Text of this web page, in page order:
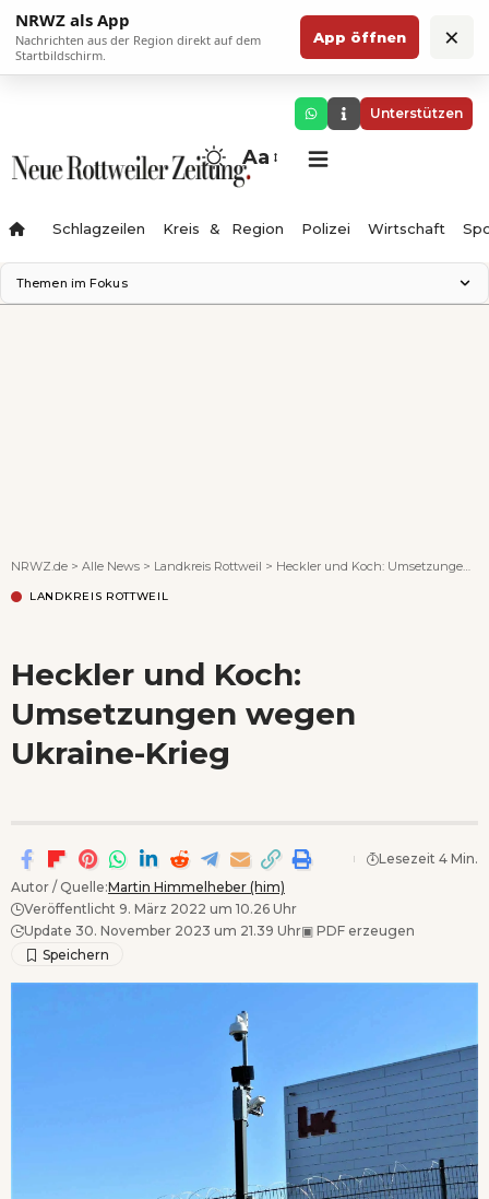
NRWZ als App
Nachrichten aus der Region direkt auf dem
Startbildschirm.
App öffnen ×
Unterstützen
Aa
Schlagzeilen Kreis & Region Polizei Wirtschaft
Themen im Fokus
NRWZ.de > Alle News > Landkreis Rottweil > Heckler und Koch: Umsetzungen wegen Ukraine-Krieg
LANDKREIS ROTTWEIL
Heckler und Koch:
Umsetzungen wegen
Ukraine-Krieg
Autor / Quelle:Martin Himmelheber (him)
Veröffentlicht 9. März 2022 um 10.26 Uhr
Update 30. November 2023 um 21.39 Uhr▣ PDF erzeugen
Lesezeit 4 Min.